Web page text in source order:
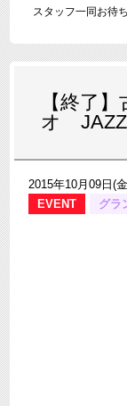
スタッフ一同お待
【終了
オ JAZZ
2015年10月09日(
EVENT
グラ